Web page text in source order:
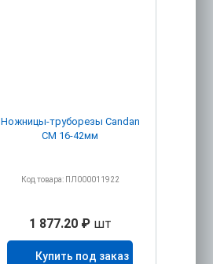
Ножницы-труборезы Candan
CM 16-42мм
Код товара: ПЛ000011922
1 877.20 ₽шт
Купить под заказ